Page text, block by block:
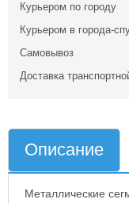
Курьером по городу
Курьером в города-
Самовывоз
Доставка
Описание
Металлические